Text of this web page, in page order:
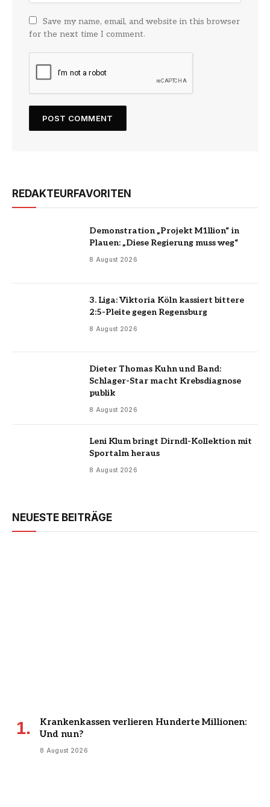
Save my name, email, and website in this browser
for the next time I comment.
REDAKTEURFAVORITEN
Demonstration „Projekt M1llion“ in
Plauen: „Diese Regierung muss weg“
8 August 2026
3. Liga: Viktoria Köln kassiert bittere
2:5-Pleite gegen Regensburg
8 August 2026
Dieter Thomas Kuhn und Band:
Schlager-Star macht Krebsdiagnose
publik
8 August 2026
Leni Klum bringt Dirndl-Kollektion mit
Sportalm heraus
8 August 2026
NEUESTE BEITRÄGE
Krankenkassen verlieren Hunderte Millionen:
Und nun?
8 August 2026